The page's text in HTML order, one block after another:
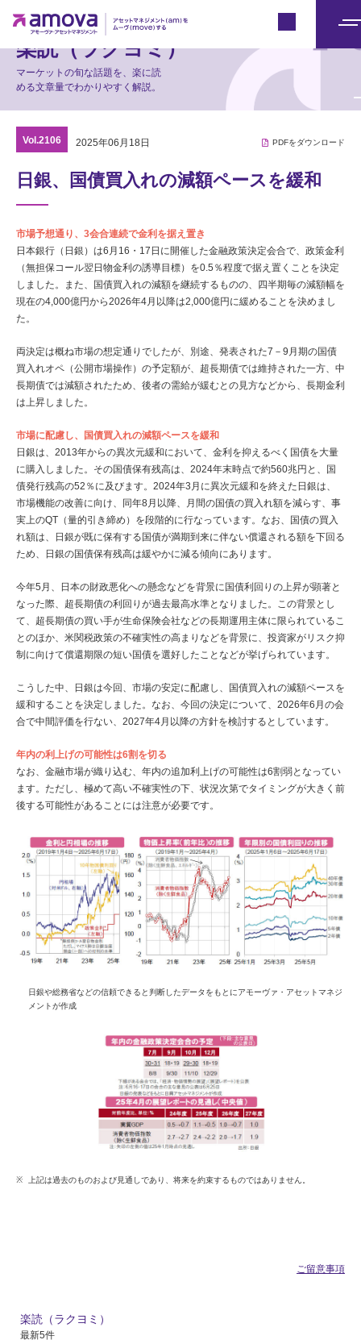
楽読（ラクヨミ）
マーケットの旬な話題を、楽に読
める文章量でわかりやすく解説。
楽読（ラクヨミ）
最新5件
Vol.2106 2025年06月18日 PDFをダウンロード
日銀、国債買入れの減額ペースを緩和
市場予想通り、3会合連続で金利を据え置き
日本銀行（日銀）は6月16・17日に開催した金融政策決定会合で、政策金利
（無担保コール翌日物金利の誘導目標）を0.5％程度で据え置くことを決定
しました。また、国債買入れの減額を継続するものの、四半期毎の減額幅を
現在の4,000億円から2026年4月以降は2,000億円に緩めることを決めまし
た。
両決定は概ね市場の想定通りでしたが、別途、発表された7－9月期の国債
買入れオペ（公開市場操作）の予定額が、超長期債では維持された一方、中
長期債では減額されたため、後者の需給が緩むとの見方などから、長期金利
は上昇しました。
市場に配慮し、国債買入れの減額ペースを緩和
日銀は、2013年からの異次元緩和において、金利を抑えるべく国債を大量
に購入しました。その国債保有残高は、2024年末時点で約560兆円と、国
債発行残高の52％に及びます。2024年3月に異次元緩和を終えた日銀は、
市場機能の改善に向け、同年8月以降、月間の国債の買入れ額を減らす、事
実上のQT（量的引き締め）を段階的に行なっています。なお、国債の買入
れ額は、日銀が既に保有する国債が満期到来に伴ない償還される額を下回る
ため、日銀の国債保有残高は緩やかに減る傾向にあります。
今年5月、日本の財政悪化への懸念などを背景に国債利回りの上昇が顕著と
なった際、超長期債の利回りが過去最高水準となりました。この背景とし
て、超長期債の買い手が生命保険会社などの長期運用主体に限られているこ
とのほか、米関税政策の不確実性の高まりなどを背景に、投資家がリスク抑
制に向けて償還期限の短い国債を選好したことなどが挙げられています。
こうした中、日銀は今回、市場の安定に配慮し、国債買入れの減額ペースを
緩和することを決定しました。なお、今回の決定について、2026年6月の会
合で中間評価を行ない、2027年4月以降の方針を検討するとしています。
年内の利上げの可能性は6割を切る
なお、金融市場が織り込む、年内の追加利上げの可能性は6割弱となってい
ます。ただし、極めて高い不確実性の下、状況次第でタイミングが大きく前
後する可能性があることには注意が必要です。
日銀や総務省などの信頼できると判断したデータをもとにアモーヴァ・アセットマネジ
メントが作成
上記は過去のものおよび見通しであり、将来を約束するものではありません。
ご留意事項